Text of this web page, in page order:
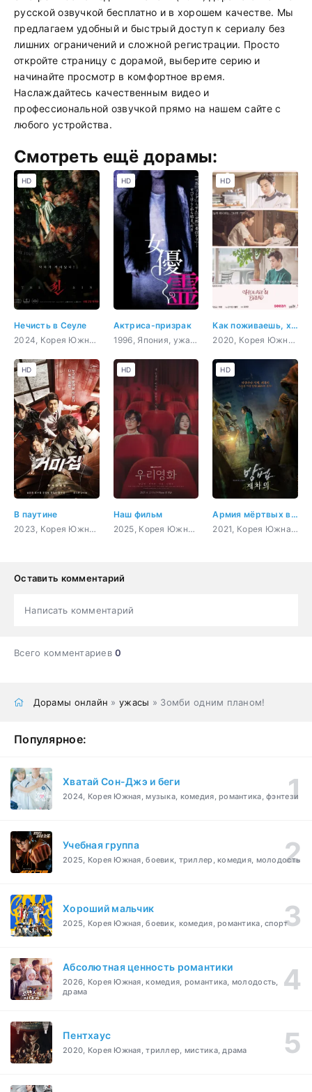
русской озвучкой бесплатно и в хорошем качестве. Мы
предлагаем удобный и быстрый доступ к сериалу без
лишних ограничений и сложной регистрации. Просто
откройте страницу с дорамой, выберите серию и
начинайте просмотр в комфортное время.
Наслаждайтесь качественным видео и
профессиональной озвучкой прямо на нашем сайте с
любого устройства.
Смотреть ещё дорамы:
Нечисть в Сеуле
2024, Корея Южная, триллер, мистика, ужасы, сверхъестественное
HD
Актриса-призрак
1996, Япония, ужасы, психология, сверхъестественное
HD
Как поживаешь, хлеб?
2020, Корея Южная, гурман, романтика, драма, фэнтези
HD
В паутине
2023, Корея Южная, мистика, комедия, драма
HD
Наш фильм
2025, Корея Южная, романтика, повседневность, мелодрама
HD
Армия мёртвых в Пусане
2021, Корея Южная, триллер, мистика, ужасы, сверхъестественное
HD
Оставить комментарий
Написать комментарий
Всего комментариев0
Дорамы онлайн »ужасы » Зомби одним планом!
Популярное:
Хватай Сон-Джэ и беги
2024, Корея Южная, музыка, комедия, романтика, фэнтези
Учебная группа
2025, Корея Южная, боевик, триллер, комедия, молодость
Хороший мальчик
2025, Корея Южная, боевик, комедия, романтика, спорт
Абсолютная ценность романтики
2026, Корея Южная, комедия, романтика, молодость,
драма
Пентхаус
2020, Корея Южная, триллер, мистика, драма